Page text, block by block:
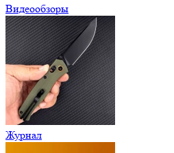
Видеообзоры
Журнал